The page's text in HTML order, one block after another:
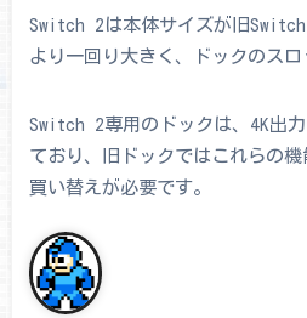
Switch 2は本体サイズが旧Switch
より一回り大きく、ドックのスロ
Switch 2専用のドックは、4K出力
ており、旧ドックではこれらの機
買い替えが必要です。